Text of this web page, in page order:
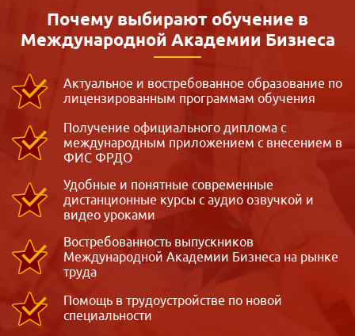
Почему выбирают обучение в
Международной Академии Бизнеса
Актуальное и востребованное образование по
лицензированным программам обучения
Получение официального диплома с
международным приложением с внесением в
ФИС ФРДО
Удобные и понятные современные
дистанционные курсы с аудио озвучкой и
видео уроками
Востребованность выпускников
Международной Академии Бизнеса на рынке
труда
Помощь в трудоустройстве по новой
специальности